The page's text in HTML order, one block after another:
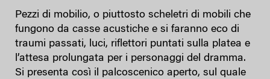
Pezzi di mobilio, o piuttosto scheletri di mobili che
fungono da casse acustiche e si faranno eco di
traumi passati, luci, riflettori puntati sulla platea e
l’attesa prolungata per i personaggi del dramma.
Si presenta così il palcoscenico aperto, sul quale